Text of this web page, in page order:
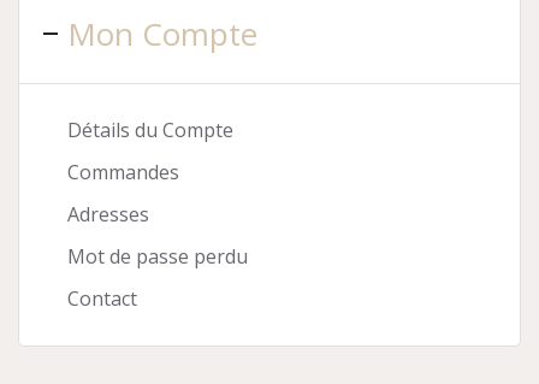
Mon Compte
Détails du Compte
Commandes
Adresses
Mot de passe perdu
Contact